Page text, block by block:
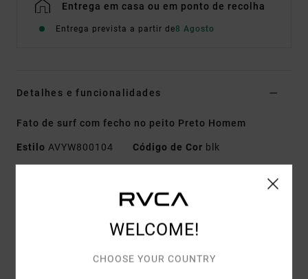
Entrega em casa ou em ponto de recolha
Entrega prevista a partir de8 Agosto
Detalhes e funcionalidades
Fato de surf com fecho no peito Preto Homem
Estilo AVYW800104 Código de Cor blk
Neopreno e nylon
Painéis laterais de neopreno reciclado
Mangas compridas
WELCOME!
CHOOSE YOUR COUNTRY